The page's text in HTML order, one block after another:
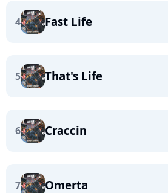
4 Fast Life
5 That's Life
6 Craccin
7 Omerta